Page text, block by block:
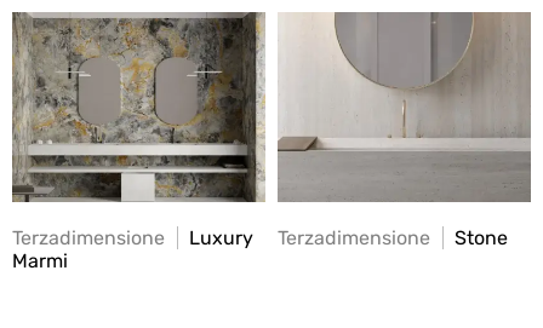
Terzadimensione
Luxury
Marmi
Terzadimensione Stone